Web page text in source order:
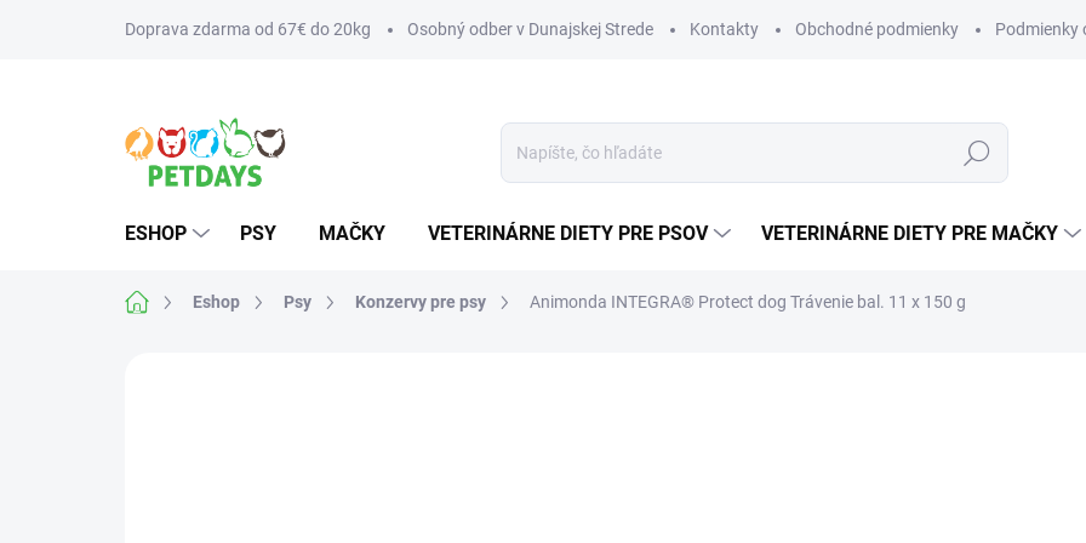
Doprava zdarma od 67€ do 20kg Osobný odber v Dunajskej Strede Kontakty Obchodné podmienky Podmienky
Hľadať
ESHOP PSY MAČKY VETERINÁRNE DIETY PRE PSOV VETERINÁRNE DIETY PRE MAČKY
DomovEshop Psy Konzervy pre psy Animonda INTEGRA® Protect dog Trávenie bal. 11 x 150 g